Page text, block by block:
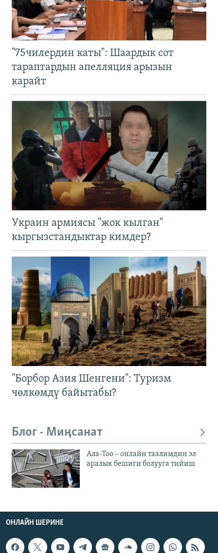
"75чилердин каты": Шаардык сот
тараптардын апелляция арызын
карайт
Украин армиясы "жок кылган"
кыргызстандыктар кимдер?
"Борбор Азия Шенгени": Туризм
чөлкөмдү байытабы?
Блог - Миңсанат
Ала-Тоо – онлайн таалимдин эл
аралык бешиги болууга тийиш
ОНЛАЙН ШЕРИНЕ